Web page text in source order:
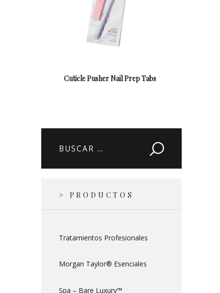
Cuticle Pusher Nail Prep Tabs
Buscar:
> PRODUCTOS
Tratamientos Profesionales
Morgan Taylor® Esenciales
Spa – Bare Luxury™